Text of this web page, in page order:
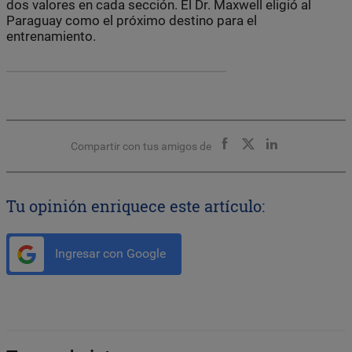
dos valores en cada sección. El Dr. Maxwell eligió al
Paraguay como el próximo destino para el
entrenamiento.
Compartir con tus amigos de
Tu opinión enriquece este artículo:
Ingresar con Google